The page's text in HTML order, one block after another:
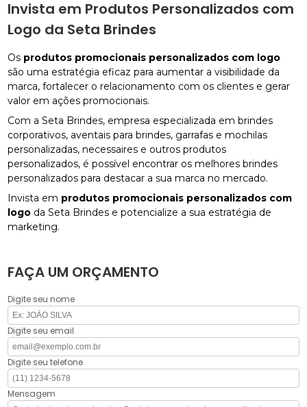
Invista em Produtos Personalizados com
Logo da Seta Brindes
Os produtos promocionais personalizados com logo
são uma estratégia eficaz para aumentar a visibilidade da
marca, fortalecer o relacionamento com os clientes e gerar
valor em ações promocionais.
Com a Seta Brindes, empresa especializada em brindes
corporativos, aventais para brindes, garrafas e mochilas
personalizadas, necessaires e outros produtos
personalizados, é possível encontrar os melhores brindes
personalizados para destacar a sua marca no mercado.
Invista em produtos promocionais personalizados com
logo da Seta Brindes e potencialize a sua estratégia de
marketing.
FAÇA UM ORÇAMENTO
Digite seu nome
Digite seu email
Digite seu telefone
Mensagem